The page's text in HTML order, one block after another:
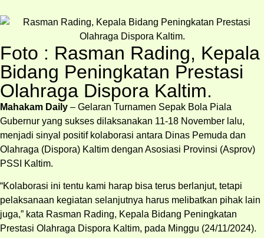
Foto : Rasman Rading, Kepala
Bidang Peningkatan Prestasi
Olahraga Dispora Kaltim.
Mahakam Daily – Gelaran Turnamen Sepak Bola Piala
Gubernur yang sukses dilaksanakan 11-18 November lalu,
menjadi sinyal positif kolaborasi antara Dinas Pemuda dan
Olahraga (Dispora) Kaltim dengan Asosiasi Provinsi (Asprov)
PSSI Kaltim.
“Kolaborasi ini tentu kami harap bisa terus berlanjut, tetapi
pelaksanaan kegiatan selanjutnya harus melibatkan pihak lain
juga,” kata Rasman Rading, Kepala Bidang Peningkatan
Prestasi Olahraga Dispora Kaltim, pada Minggu (24/11/2024).